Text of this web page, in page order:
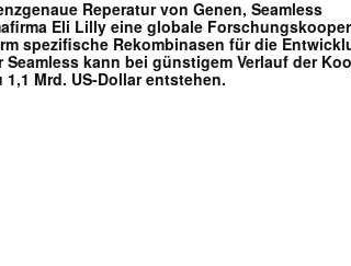
Reperatur von Genen, Seamless
Eli Lilly eine globale
spezifische Rekombinasen für die
kann bei günstigem Verlauf der
Mrd. US-Dollar entstehen.